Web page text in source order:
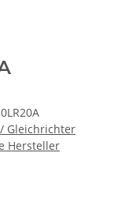
Gleichrichter
Hersteller